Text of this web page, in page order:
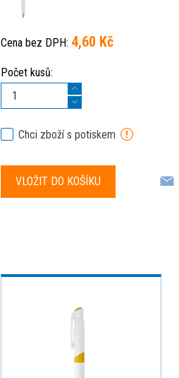
Cena bez DPH: 4,60 Kč
Počet kusů:
Chci zboží s potiskem